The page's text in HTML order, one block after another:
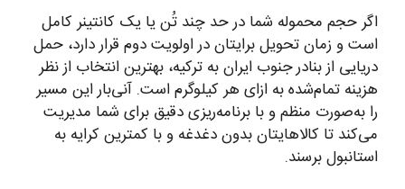
اگر حجم محموله شما در حد چند تُن یا یک کانتینر کامل
است و زمان تحویل برایتان در اولویت دوم قرار دارد، حمل
دریایی از بنادر جنوب ایران به ترکیه، بهترین انتخاب از نظر
هزینه تمام‌شده به ازای هر کیلوگرم است. آنی‌بار این مسیر
را به‌صورت منظم و با برنامه‌ریزی دقیق برای شما مدیریت
می‌کند تا کالاهایتان بدون دغدغه و با کمترین کرایه به
استانبول برسند.